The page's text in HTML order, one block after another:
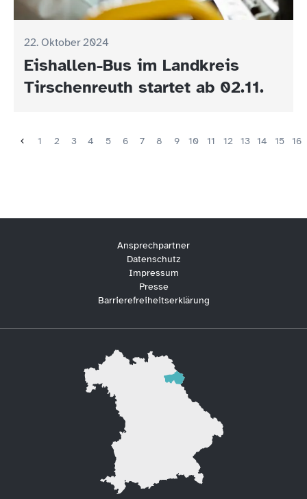
22. Oktober 2024
Eishallen-Bus im Landkreis
Tirschenreuth startet ab 02.11.
1 2 3 4 5 6 7 8 9 10 11 12 13 14 15 16
Ansprechpartner
Datenschutz
Impressum
Presse
Barrierefreiheitserklärung